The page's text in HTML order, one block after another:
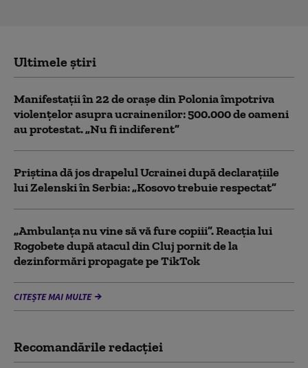
Ultimele știri
Manifestații în 22 de orașe din Polonia împotriva
violențelor asupra ucrainenilor: 500.000 de oameni
au protestat. „Nu fi indiferent”
Priștina dă jos drapelul Ucrainei după declarațiile
lui Zelenski în Serbia: „Kosovo trebuie respectat”
„Ambulanța nu vine să vă fure copiii”. Reacția lui
Rogobete după atacul din Cluj pornit de la
dezinformări propagate pe TikTok
CITEȘTE MAI MULTE
Recomandările redacţiei